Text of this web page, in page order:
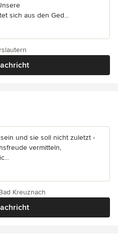
sich aus den Ged...
und sie soll nicht zuletzt -
vermitteln,
Kreuznach